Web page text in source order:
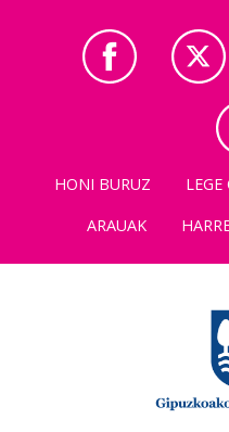
HONI BURUZ LEGE
ARAUAK